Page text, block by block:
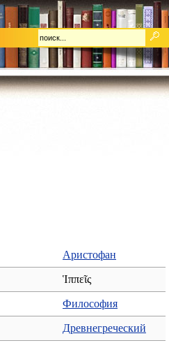
Аристофан
Ἱππεῖς
Философия
Древнегреческий